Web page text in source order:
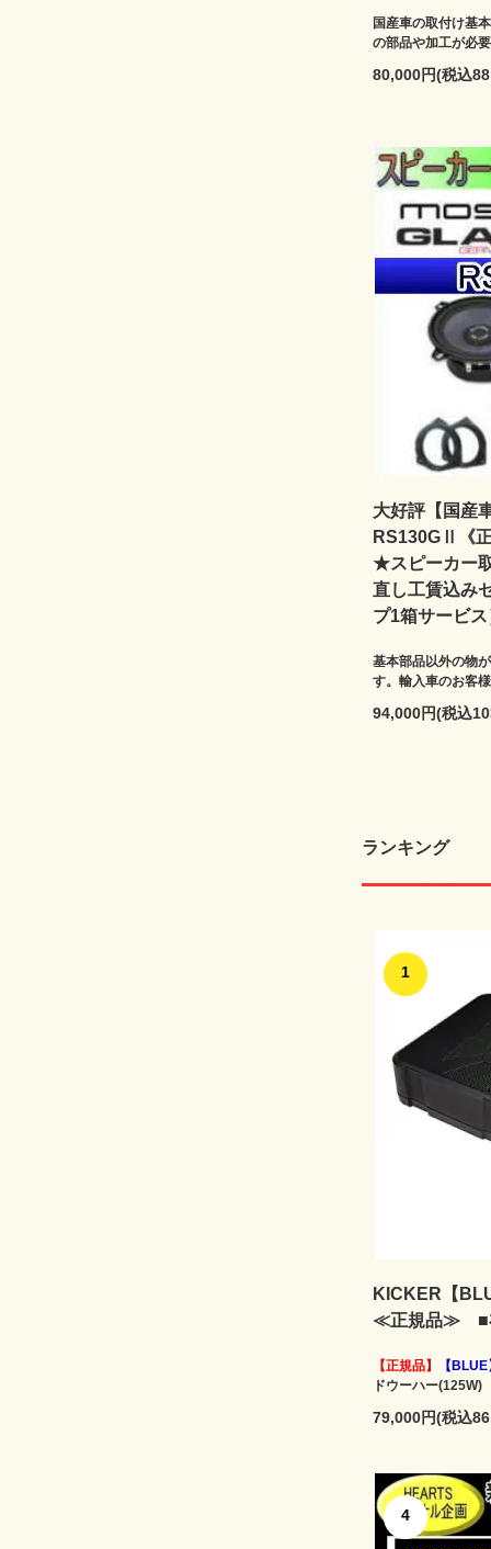
国産車の取付け基
の部品や加工が必
80,000円(税込
大好評【国産
RS130GⅡ《
★スピーカー
直し工賃込み
プ1箱サービス
基本部品以外の物
す。輸入車のお客
94,000円(税込
ランキング
1
KICKER【
≪正規品≫ ■
【正規品】
【
ドウーハー(125W)
79,000円(税込
4